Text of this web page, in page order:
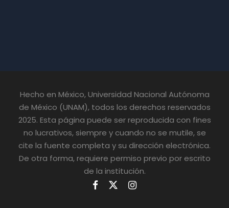
Hecho en México, Universidad Nacional Autónoma
de México (UNAM), todos los derechos reservados
2025. Esta página puede ser reproducida con fines
no lucrativos, siempre y cuando no se mutile, se
cite la fuente completa y su dirección electrónica.
De otra forma, requiere permiso previo por escrito
de la institución.